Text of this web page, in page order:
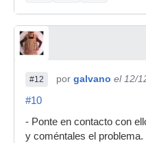
#12 por galvano el 12/
#10
- Ponte en contacto con
y coméntales el problema.